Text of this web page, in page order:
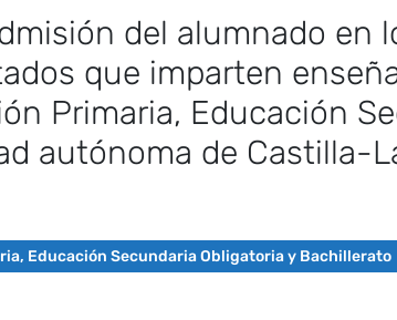
del alumnado en
que imparten
Primaria, Educación
autónoma de Castilla-
Educación Secundaria Obligatoria y Bachillerato